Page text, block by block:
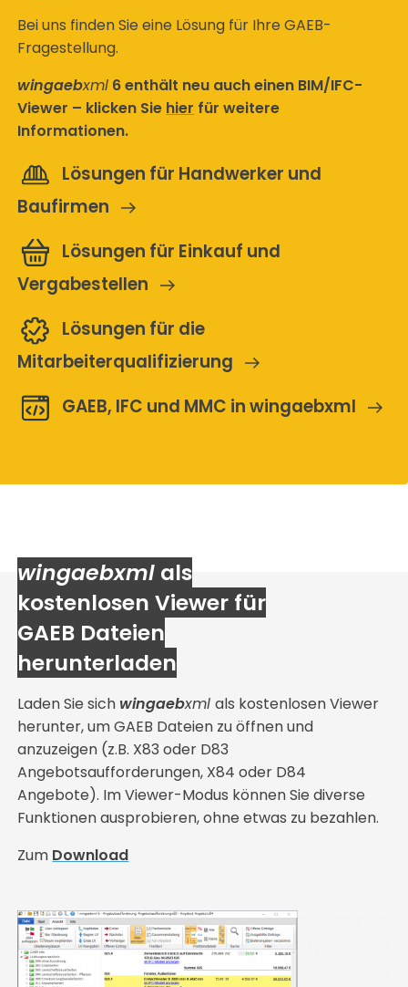
Bei uns finden Sie eine Lösung für Ihre GAEB-
Fragestellung.
wingaebxml 6 enthält neu auch einen BIM/IFC-
Viewer – klicken Sie hier für weitere
Informationen.
Lösungen für Handwerker und
Baufirmen
Lösungen für Einkauf und
Vergabestellen
Lösungen für die
Mitarbeiterqualifizierung
GAEB, IFC und MMC in wingaebxml
wingaebxml als
kostenlosen Viewer für
GAEB Dateien
herunterladen
Laden Sie sich wingaebxmlals kostenlosen Viewer
herunter, um GAEB Dateien zu öffnen und
anzuzeigen (z.B. X83 oder D83
Angebotsaufforderungen, X84 oder D84
Angebote). Im Viewer-Modus können Sie diverse
Funktionen ausprobieren, ohne etwas zu bezahlen.
Zum Download